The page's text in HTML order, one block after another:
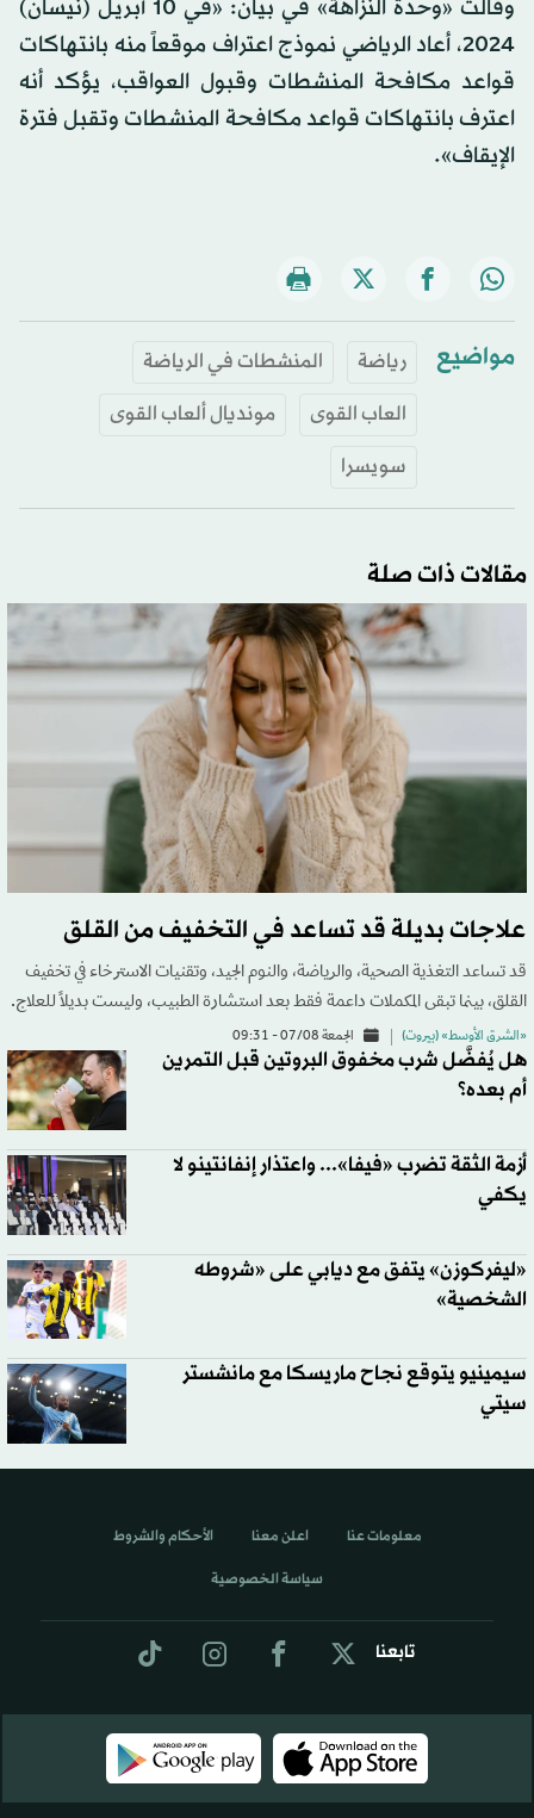
وقالت «وحدة النزاهة» في بيان: «في 10 أبريل (نيسان)
2024، أعاد الرياضي نموذج اعتراف موقعاً منه بانتهاكات
قواعد مكافحة المنشطات وقبول العواقب، يؤكد أنه
اعترف بانتهاكات قواعد مكافحة المنشطات وتقبل فترة
الإيقاف».
مواضيع رياضة
المنشطات في الرياضة
العاب القوى
مونديال ألعاب القوى
سويسرا
مقالات ذات صلة
علاجات بديلة قد تساعد في التخفيف من القلق
قد تساعد التغذية الصحية، والرياضة، والنوم الجيد، وتقنيات الاسترخاء في تخفيف
القلق، بينما تبقى المكملات داعمة فقط بعد استشارة الطبيب، وليست بديلاً للعلاج.
«الشرق الأوسط» (بيروت) الجمعة 07/08 - 09:31
هل يُفضَّل شرب مخفوق البروتين قبل التمرين
أم بعده؟
أزمة الثقة تضرب «فيفا»... واعتذار إنفانتينو لا
يكفي
«ليفركوزن» يتفق مع ديابي على «شروطه
الشخصية»
سيمينيو يتوقع نجاح ماريسكا مع مانشستر
سيتي
تابعنا
معلومات عنا اعلن معنا الأحكام والشروط
سياسة الخصوصية